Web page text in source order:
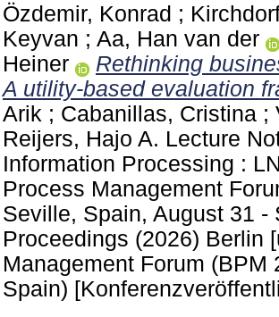
Özdemir, Konrad ;
Keyvan ; Aa, Han van der
Heiner
Rethinking
A utility-based evaluation
Arik ; Cabanillas, Cristina ;
Reijers, Hajo A. Lecture
Information Processing :
Process Management
Seville, Spain, August 31 -
Proceedings (2026) Berlin
Management Forum (BPM
Spain)